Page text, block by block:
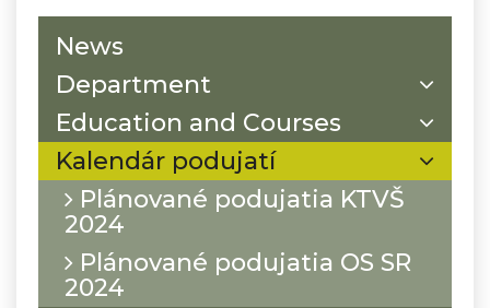
News
Department
Education and Courses
Kalendár podujatí
Plánované podujatia KTVŠ
2024
Plánované podujatia OS SR
2024